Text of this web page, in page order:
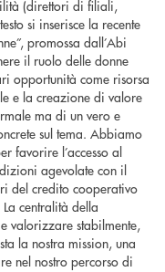
(direttori di filiali,
si inserisce la recente
promossa dall’Abi
il ruolo delle donne
opportunità come risorsa
e la creazione di valore
ma di un vero e
sul tema. Abbiamo
favorire l’accesso al
agevolate con il
del credito cooperativo
centralità della
valorizzare stabilmente,
la nostra mission, una
nel nostro percorso di